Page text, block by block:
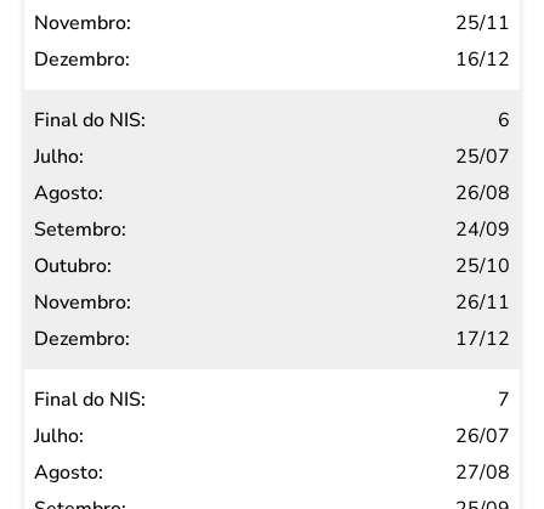
25/11
16/12
6
25/07
26/08
24/09
25/10
26/11
17/12
7
26/07
27/08